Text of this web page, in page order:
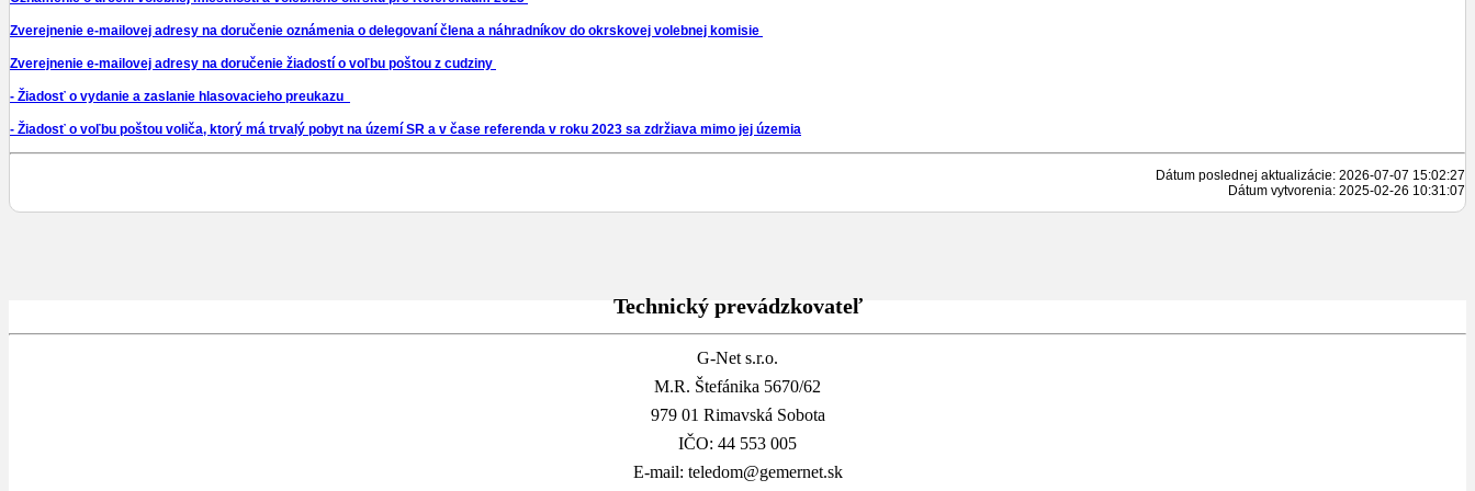
Zverejnenie e-mailovej adresy na doručenie oznámenia o delegovaní člena a náhradníkov do okrskovej volebnej komisie
Zverejnenie e-mailovej adresy na doručenie žiadostí o voľbu poštou z cudziny
- Žiadosť o vydanie a zaslanie hlasovacieho preukazu
- Žiadosť o voľbu poštou voliča, ktorý má trvalý pobyt na území SR a v čase referenda v roku 2023 sa zdržiava mimo jej územia
Dátum poslednej aktualizácie: 2026-07-07 15:02:27
Dátum vytvorenia: 2025-02-26 10:31:07
Technický prevádzkovateľ
G-Net s.r.o.
M.R. Štefánika 5670/62
979 01 Rimavská Sobota
IČO: 44 553 005
E-mail: teledom@gemernet.sk